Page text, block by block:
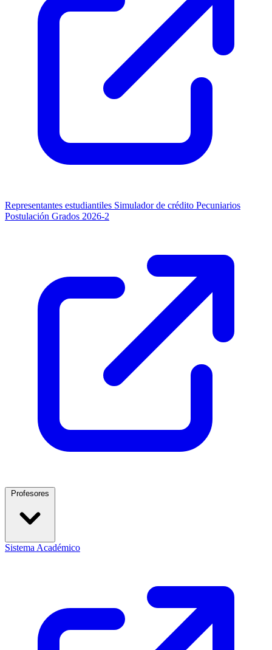
Representantes estudiantiles Simulador de crédito Pecuniarios
Postulación Grados 2026-2
Sistema Académico